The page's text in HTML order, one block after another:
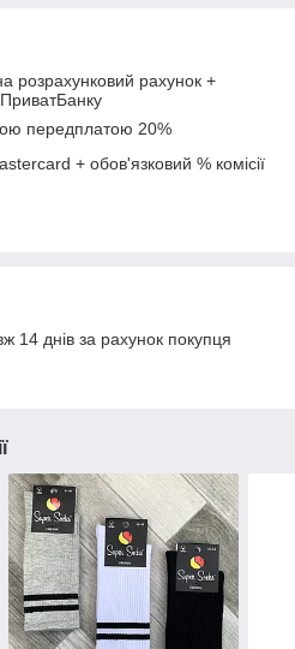
розрахунковий рахунок +
ПриватБанку
передплатою 20%
+ обов'язковий % комісії
14 днів за рахунок покупця